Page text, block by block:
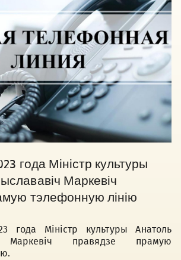
года Міністр культуры
Маркевіч
тэлефонную лінію
года Міністр культуры Анатоль
Маркевіч правядзе прамую